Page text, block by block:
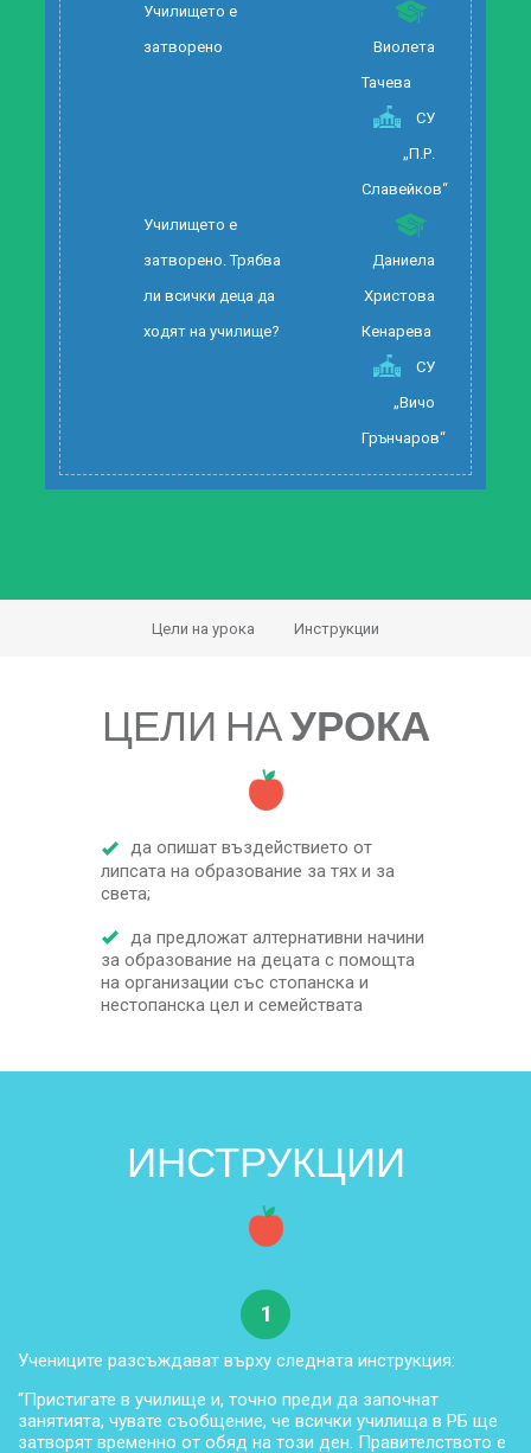
Училището е
затворено
Виолета
Тачева
СУ
„П.Р.
Славейков“
Училището е
затворено. Трябва
ли всички деца да
ходят на училище?
Даниела
Христова
Кенарева
СУ
„Вичо
Грънчаров“
Цели на урока Инструкции
ЦЕЛИ НАУРОКА
да опишат въздействието от
липсата на образование за тях и за
света;
да предложат алтернативни начини
за образование на децата с помощта
на организации със стопанска и
нестопанска цел и семействата
ИНСТРУКЦИИ
1
Учениците разсъждават върху следната инструкция:
“Пристигате в училище и, точно преди да започнат
занятията, чувате съобщение, че всички училища в РБ ще
затворят временно от обяд на този ден. Правителството е